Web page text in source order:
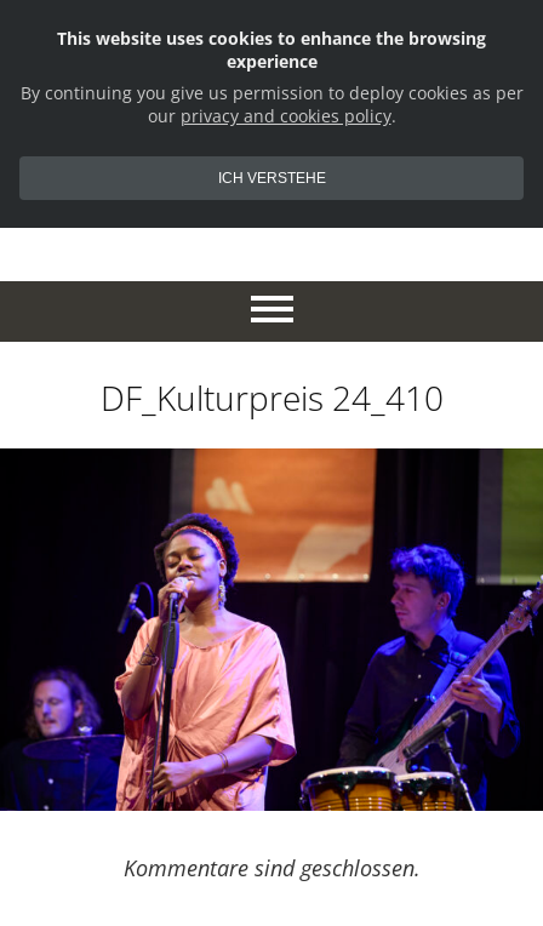
DF_Kulturpreis 24_410
Kommentare sind geschlossen.
This website uses cookies to enhance the browsing
experience
By continuing you give us permission to deploy cookies as per
our privacy and cookies policy.
ICH VERSTEHE